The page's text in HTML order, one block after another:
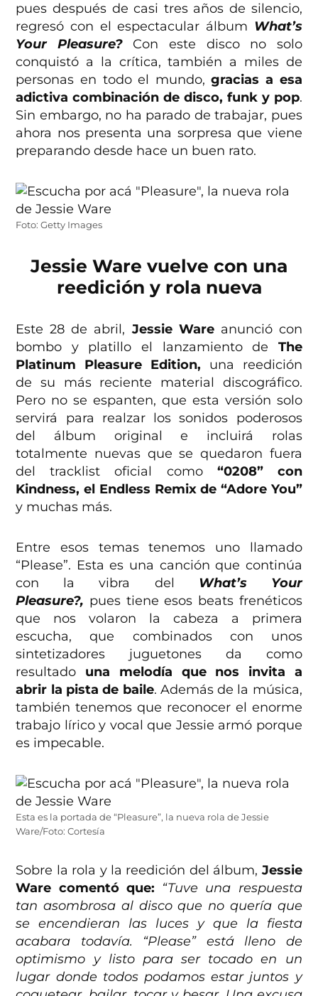
pues después de casi tres años de silencio,
regresó con el espectacular álbum What’s
Your Pleasure? Con este disco no solo
conquistó a la crítica, también a miles de
personas en todo el mundo, gracias a esa
adictiva combinación de disco, funk y pop.
Sin embargo, no ha parado de trabajar, pues
ahora nos presenta una sorpresa que viene
preparando desde hace un buen rato.
Foto: Getty Images
Jessie Ware vuelve con una
reedición y rola nueva
Este 28 de abril, Jessie Wareanunció con
bombo y platillo el lanzamiento de The
Platinum Pleasure Edition, una reedición
de su más reciente material discográfico.
Pero no se espanten, que esta versión solo
servirá para realzar los sonidos poderosos
del álbum original e incluirá rolas
totalmente nuevas que se quedaron fuera
del tracklist oficial como“0208” con
Kindness, el Endless Remix de “Adore You”
y muchas más.
Entre esos temas tenemos uno llamado
“Please”. Esta es una canción que continúa
con la vibra del What’s Your
Pleasure?, pues tiene esos beats frenéticos
que nos volaron la cabeza a primera
escucha, que combinados con unos
sintetizadores juguetones da como
resultado una melodía que nos invita a
abrir la pista de baile. Además de la música,
también tenemos que reconocer el enorme
trabajo lírico y vocal que Jessie armó porque
es impecable.
Esta es la portada de “Pleasure”, la nueva rola de Jessie
Ware/Foto: Cortesía
Sobre la rola y la reedición del álbum, Jessie
Ware comentó que: “Tuve una respuesta
tan asombrosa al disco que no quería que
se encendieran las luces y que la fiesta
acabara todavía. “Please” está lleno de
optimismo y listo para ser tocado en un
lugar donde todos podamos estar juntos y